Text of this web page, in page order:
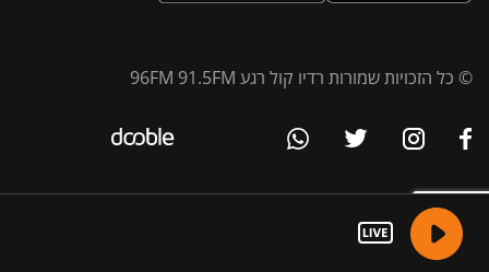
© כל הזכויות שמורות רדיו קול רגע 96FM 91.5FM